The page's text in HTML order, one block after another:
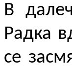
В
Радка
се